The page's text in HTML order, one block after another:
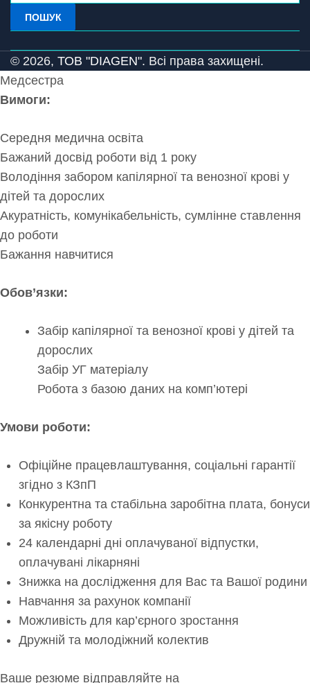
ПОШУК
© 2026, ТОВ "DIAGEN". Всі права захищені.
Медсестра
Вимоги:
Середня медична освіта
Бажаний досвід роботи від 1 року
Володіння забором капілярної та венозної крові у
дітей та дорослих
Акуратність, комунікабельність, сумлінне ставлення
до роботи
Бажання навчитися
Обов’язки:
Забір капілярної та венозної крові у дітей та
дорослих
Забір УГ матеріалу
Робота з базою даних на комп’ютері
Умови роботи:
Офіційне працевлаштування, соціальні гарантії
згідно з КЗпП
Конкурентна та стабільна заробітна плата, бонуси
за якісну роботу
24 календарні дні оплачуваної відпустки,
оплачувані лікарняні
Знижка на дослідження для Вас та Вашої родини
Навчання за рахунок компанії
Можливість для кар’єрного зростання
Дружній та молодіжний колектив
Ваше резюме відправляйте на